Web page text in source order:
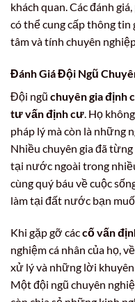
khách quan. Các đánh
có thể cung cấp thông
tâm và tính chuyên
Đánh Giá Đội Ngũ
Đội ngũ chuyên gia định
tư vấn định cư. Họ
pháp lý mà còn là những
Nhiều chuyên gia đã
tại nước ngoài trong
cùng quý báu về cuộc
làm tại đất nước bạn
Khi gặp gỡ cáccố vấn
nghiệm cá nhân của họ,
xử lý và những lời
Một đội ngũ chuyên